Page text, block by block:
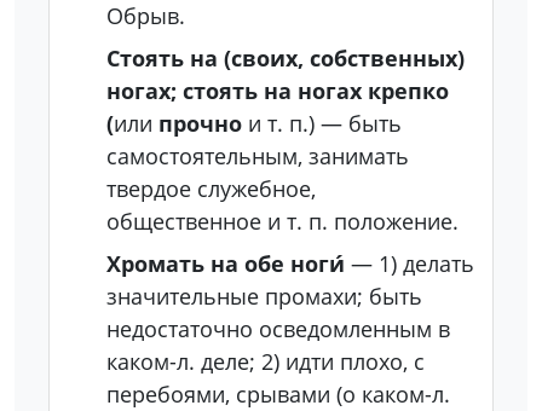
Обрыв.
Стоять на (своих, собственных)
ногах; стоять на ногах крепко
(или прочно и т. п.) — быть
самостоятельным, занимать
твердое служебное,
общественное и т. п. положение.
Хромать на обе ноги́ — 1) делать
значительные промахи; быть
недостаточно осведомленным в
каком-л. деле; 2) идти плохо, с
перебоями, срывами (о каком-л.